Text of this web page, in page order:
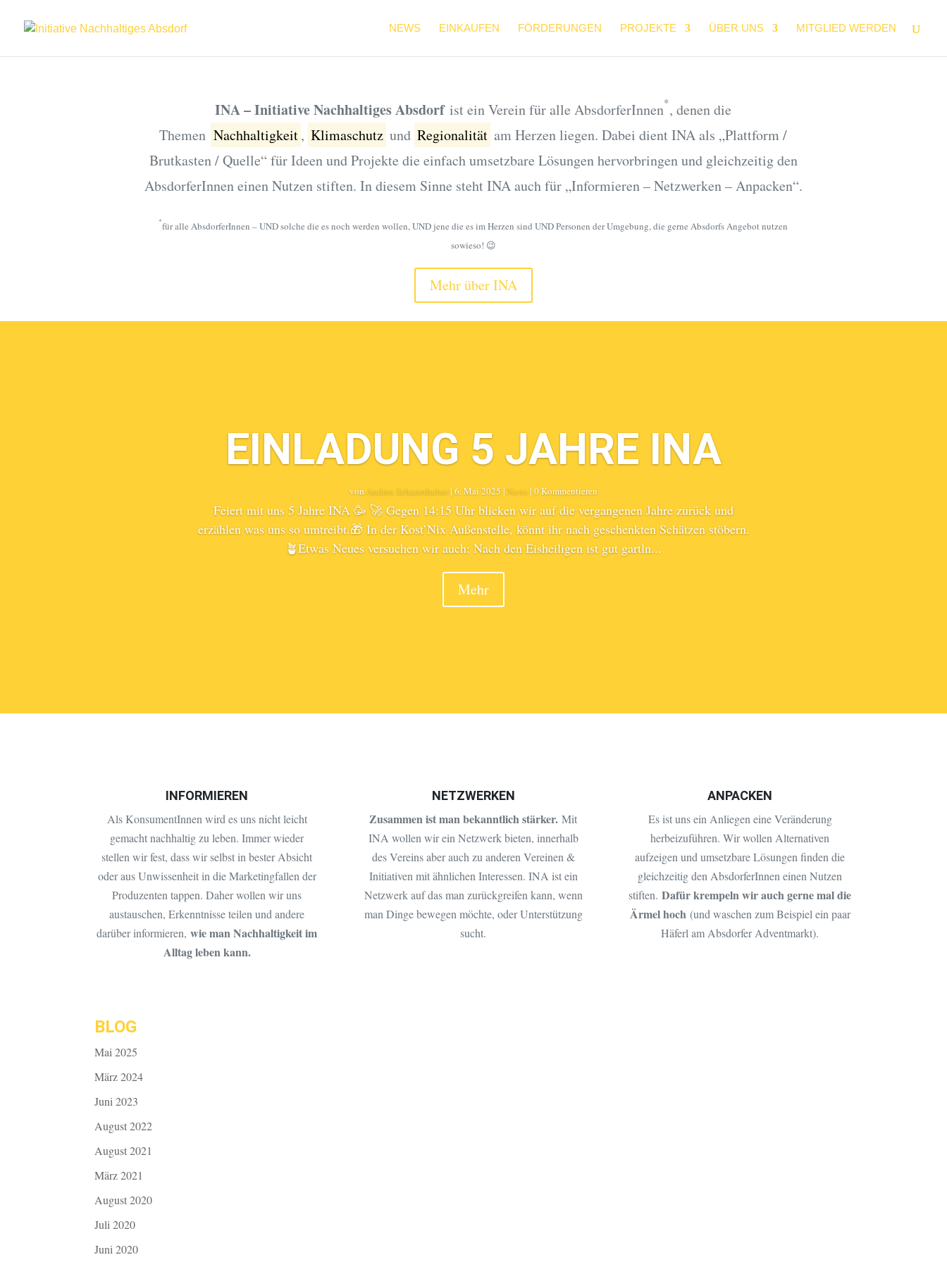
NEWS EINKAUFEN FÖRDERUNGEN PROJEKTE ÜBER UNS MITGLIED WERDEN
INA – Initiative Nachhaltiges Absdorfist ein Verein für alle AbsdorferInnen*, denen die
Themen Nachhaltigkeit, Klimaschutz und Regionalität am Herzen liegen. Dabei dient INA als „Plattform /
Brutkasten / Quelle“ für Ideen und Projekte die einfach umsetzbare Lösungen hervorbringen und gleichzeitig den
AbsdorferInnen einen Nutzen stiften. In diesem Sinne steht INA auch für „Informieren – Netzwerken – Anpacken“.
*für alle AbsdorferInnen – UND solche die es noch werden wollen, UND jene die es im Herzen sind UND Personen der Umgebung, die gerne Absdorfs Angebot nutzen
sowieso! 😉
Mehr über INA
EINLADUNG 5 JAHRE INA
von Andrea Schauerhuber | 6. Mai 2025 | News | 0 Kommentieren
Feiert mit uns 5 Jahre INA 🥳 🚀 Gegen 14:15 Uhr blicken wir auf die vergangenen Jahre zurück und
erzählen was uns so umtreibt.🎁 In der Kost’Nix Außenstelle, könnt ihr nach geschenkten Schätzen stöbern.
🪴Etwas Neues versuchen wir auch: Nach den Eisheiligen ist gut gartln...
Mehr
INFORMIEREN
Als KonsumentInnen wird es uns nicht leicht
gemacht nachhaltig zu leben. Immer wieder
stellen wir fest, dass wir selbst in bester Absicht
oder aus Unwissenheit in die Marketingfallen der
Produzenten tappen. Daher wollen wir uns
austauschen, Erkenntnisse teilen und andere
darüber informieren,wie man Nachhaltigkeit im
Alltag leben kann.
NETZWERKEN
Zusammen ist man bekanntlich stärker. Mit
INA wollen wir ein Netzwerk bieten, innerhalb
des Vereins aber auch zu anderen Vereinen &
Initiativen mit ähnlichen Interessen. INA ist ein
Netzwerk auf das man zurückgreifen kann, wenn
man Dinge bewegen möchte, oder Unterstützung
sucht.
ANPACKEN
Es ist uns ein Anliegen eine Veränderung
herbeizuführen. Wir wollen Alternativen
aufzeigen und umsetzbare Lösungen finden die
gleichzeitig den AbsdorferInnen einen Nutzen
stiften.Dafür krempeln wir auch gerne mal die
Ärmel hoch (und waschen zum Beispiel ein paar
Häferl am Absdorfer Adventmarkt).
BLOG
Mai 2025
März 2024
Juni 2023
August 2022
August 2021
März 2021
August 2020
Juli 2020
Juni 2020